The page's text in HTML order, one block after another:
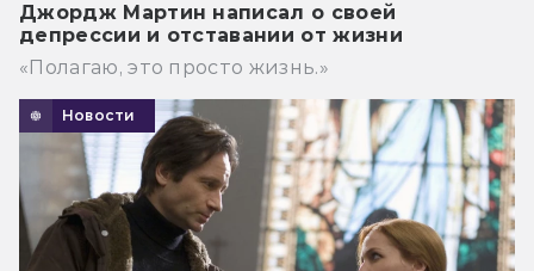
Джордж Мартин написал о своей
депрессии и отставании от жизни
«Полагаю, это просто жизнь.»
Новости